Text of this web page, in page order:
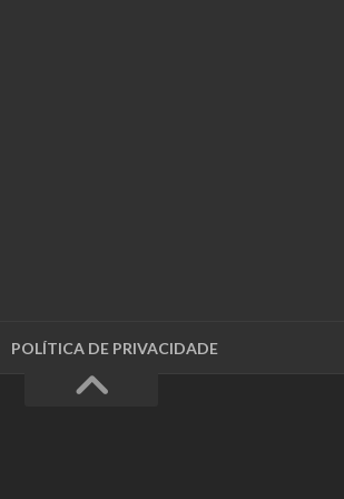
POLÍTICA DE PRIVACIDADE